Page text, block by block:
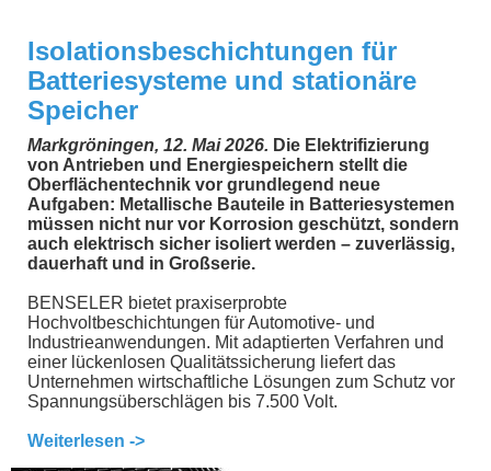
Isolationsbeschichtungen für
Batteriesysteme und stationäre
Speicher
Markgröningen, 12. Mai 2026. Die Elektrifizierung
von Antrieben und Energiespeichern stellt die
Oberflächentechnik vor grundlegend neue
Aufgaben: Metallische Bauteile in Batteriesystemen
müssen nicht nur vor Korrosion geschützt, sondern
auch elektrisch sicher isoliert werden – zuverlässig,
dauerhaft und in Großserie.
BENSELER bietet praxiserprobte
Hochvoltbeschichtungen für Automotive- und
Industrieanwendungen. Mit adaptierten Verfahren und
einer lückenlosen Qualitätssicherung liefert das
Unternehmen wirtschaftliche Lösungen zum Schutz vor
Spannungsüberschlägen bis 7.500 Volt.
Weiterlesen ->